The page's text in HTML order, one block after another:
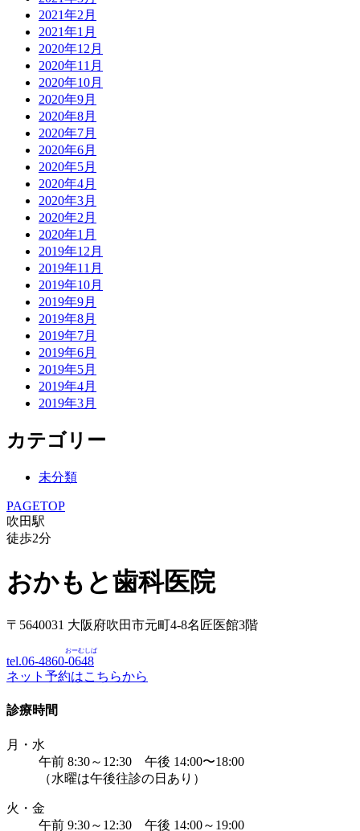
2021年2月
2021年1月
2020年12月
2020年11月
2020年10月
2020年9月
2020年8月
2020年7月
2020年6月
2020年5月
2020年4月
2020年3月
2020年2月
2020年1月
2019年12月
2019年11月
2019年10月
2019年9月
2019年8月
2019年7月
2019年6月
2019年5月
2019年4月
2019年3月
カテゴリー
未分類
PAGETOP
吹田駅
徒歩2分
おかもと歯科医院
〒5640031 大阪府吹田市元町4-8名匠医館3階
tel.06-4860-0648
おーむしば
ネット予約はこちらから
診療時間
月・水
午前 8:30～12:30 午後 14:00〜18:00
（水曜は午後往診の日あり）
火・金
午前 9:30～12:30 午後 14:00～19:00